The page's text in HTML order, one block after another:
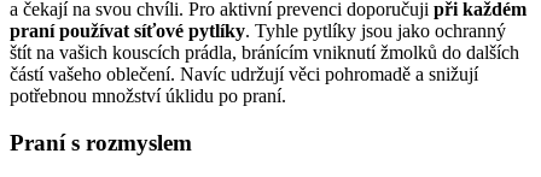
a čekají na svou ⁣chvíli. Pro aktivní prevenci ‌doporučuji při každém
praní používat síťové ‌pytlíky. Tyhle pytlíky jsou ⁣jako ochranný
štít na vašich kouscích​ prádla, bránícím vniknutí‍ žmolků do ‍dalších
‍částí vašeho oblečení. Navíc⁤ udržují ⁢věci pohromadě⁤ a snižují
potřebnou množství úklidu po ⁢praní.
Praní⁢ s rozmyslem